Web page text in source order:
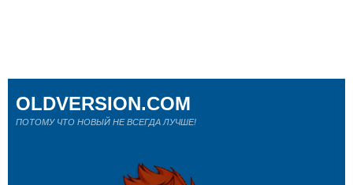
OLDVERSION.COM
ПОТОМУ ЧТО НОВЫЙ НЕ ВСЕГДА ЛУЧШЕ!